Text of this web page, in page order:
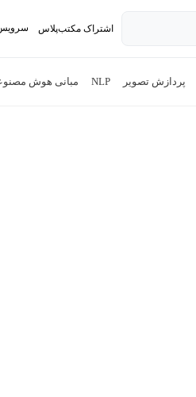
اشتراک مکتب‌پلاس
پردازش تصویر NLP مبانی هوش